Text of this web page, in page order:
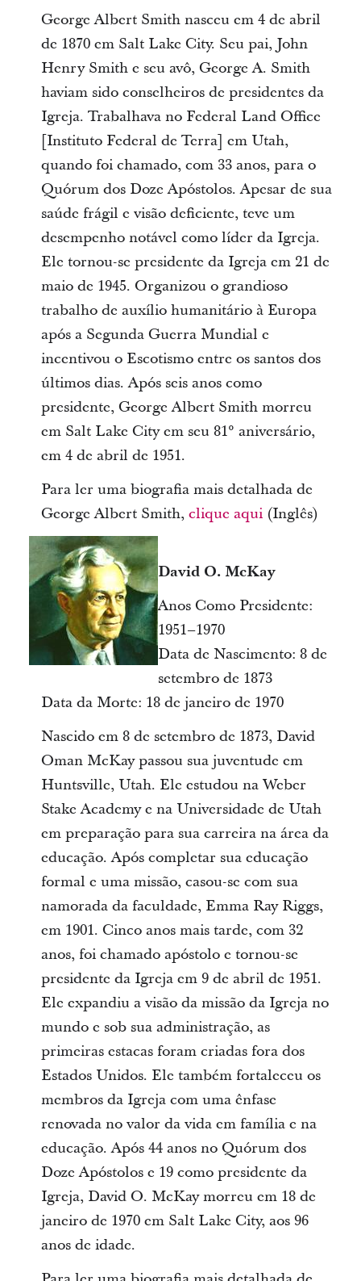
George Albert Smith nasceu em 4 de abril
de 1870 em Salt Lake City. Seu pai, John
Henry Smith e seu avô, George A. Smith
haviam sido conselheiros de presidentes da
Igreja. Trabalhava no Federal Land Office
[Instituto Federal de Terra] em Utah,
quando foi chamado, com 33 anos, para o
Quórum dos Doze Apóstolos. Apesar de sua
saúde frágil e visão deficiente, teve um
desempenho notável como líder da Igreja.
Ele tornou-se presidente da Igreja em 21 de
maio de 1945. Organizou o grandioso
trabalho de auxílio humanitário à Europa
após a Segunda Guerra Mundial e
incentivou o Escotismo entre os santos dos
últimos dias. Após seis anos como
presidente, George Albert Smith morreu
em Salt Lake City em seu 81° aniversário,
em 4 de abril de 1951.
Para ler uma biografia mais detalhada de
George Albert Smith, clique aqui(Inglês)
David O. McKay
Anos Como Presidente:
1951–1970
Data de Nascimento: 8 de
setembro de 1873
Data da Morte: 18 de janeiro de 1970
Nascido em 8 de setembro de 1873, David
Oman McKay passou sua juventude em
Huntsville, Utah. Ele estudou na Weber
Stake Academy e na Universidade de Utah
em preparação para sua carreira na área da
educação. Após completar sua educação
formal e uma missão, casou-se com sua
namorada da faculdade, Emma Ray Riggs,
em 1901. Cinco anos mais tarde, com 32
anos, foi chamado apóstolo e tornou-se
presidente da Igreja em 9 de abril de 1951.
Ele expandiu a visão da missão da Igreja no
mundo e sob sua administração, as
primeiras estacas foram criadas fora dos
Estados Unidos. Ele também fortaleceu os
membros da Igreja com uma ênfase
renovada no valor da vida em família e na
educação. Após 44 anos no Quórum dos
Doze Apóstolos e 19 como presidente da
Igreja, David O. McKay morreu em 18 de
janeiro de 1970 em Salt Lake City, aos 96
anos de idade.